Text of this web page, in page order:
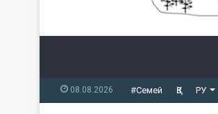
08.08.2026 #Семей ҚЗ РУ